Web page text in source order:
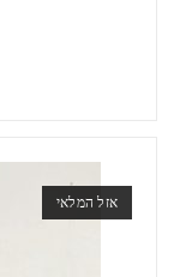
אזל המלאי